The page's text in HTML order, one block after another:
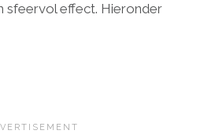
sfeervol effect. Hieronder